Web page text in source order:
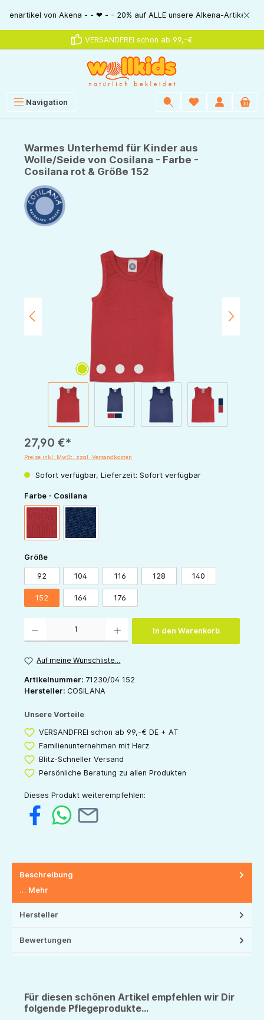
springen
von Akena - - ❤ - - 20% auf ALLE unsere Alkena-Artikel - - ❤ -
VERSANDFREI schon ab 99,-€
Navigation
Warmes Unterhemd für Kinder aus
Wolle/Seide von Cosilana - Farbe -
Cosilana rot & Größe 152
Bildergalerie überspringen
27,90 €*
Preise inkl. MwSt. zzgl. Versandkosten
Sofort verfügbar, Lieferzeit: Sofort verfügbar
Farbe - Cosilana
marine
Größeauswählen
92 104 116 128 140
152 164 176
In den Warenkorb
Auf meine Wunschliste...
Artikelnummer: 71230/04 152
Hersteller: COSILANA
Unsere Vorteile
VERSANDFREI schon ab 99,-€ DE + AT
Familienunternehmen mit Herz
Blitz-Schneller Versand
Persönliche Beratung zu allen Produkten
Dieses Produkt weiterempfehlen:
Beschreibung
… Mehr
Hersteller
Bewertungen
Für diesen schönen Artikel empfehlen wir Dir
folgende Pflegeprodukte...